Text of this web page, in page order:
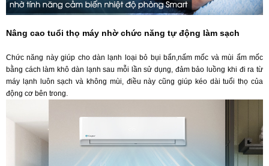
Nâng cao tuổi thọ máy nhờ chức năng tự động làm sạch
Chức năng này giúp cho dàn lạnh loại bỏ bụi bẩn,nấm mốc và mùi ẩm mốc
bằng cách làm khô dàn lạnh sau mỗi lần sử dụng, đảm bảo luồng khi đi ra từ
máy lạnh luôn sạch và không mùi, điều này cũng giúp kéo dài tuổi thọ của
động cơ bên trong.